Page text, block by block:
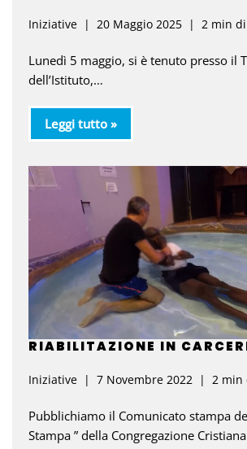
Iniziative 20 Maggio 2025 2 min
Lunedì 5 maggio, si è tenuto presso il
dell’Istituto,…
Leggi tutto »
RIABILITAZIONE IN
Iniziative 7 Novembre 2022 2 min
Pubblichiamo il Comunicato stampa
Stampa ” della Congregazione